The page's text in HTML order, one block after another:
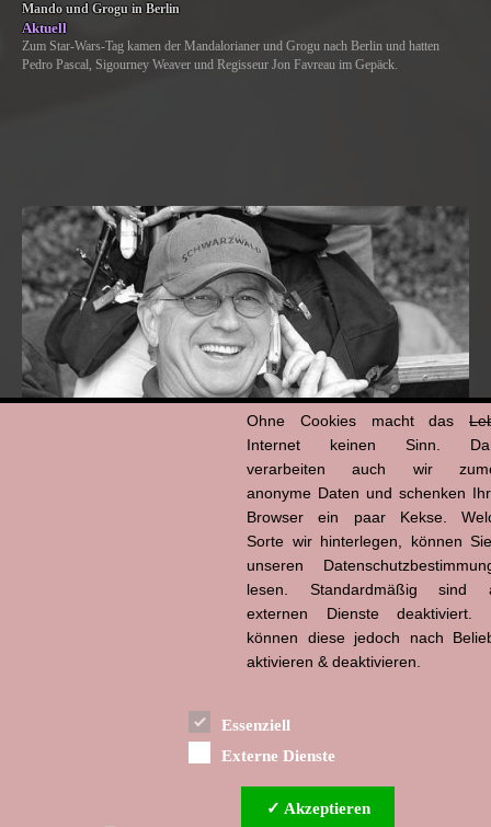
Mando und Grogu in Berlin
Aktuell
Zum Star-Wars-Tag kamen der Mandalorianer und Grogu nach Berlin und hatten
Pedro Pascal, Sigourney Weaver und Regisseur Jon Favreau im Gepäck.
Ohne Cookies macht das
Internet keinen Sinn.
verarbeiten auch wir
anonyme Daten und schenken
Browser ein paar Kekse.
Sorte wir hinterlegen, können
unseren
lesen. Standardmäßig sind
externen Dienste deaktiviert.
können diese jedoch nach
aktivieren & deaktivieren.
Essenziell
Externe Dienste
✓ Akzeptieren